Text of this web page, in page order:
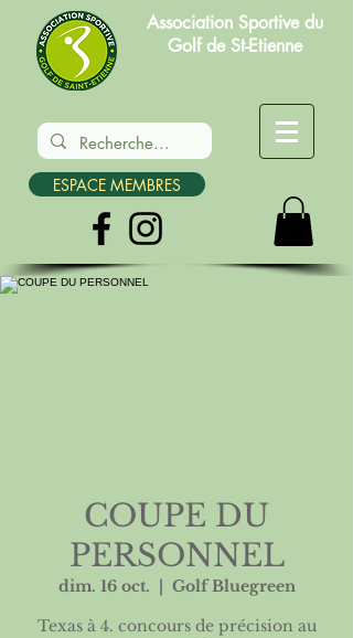
Association Sportive du
Golf de St-Etienne
ESPACE MEMBRES
COUPE DU
PERSONNEL
dim. 16 oct.
Golf Bluegreen
Texas à 4. concours de précision au